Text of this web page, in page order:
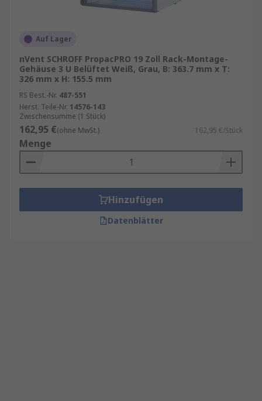
Auf Lager
nVent SCHROFF PropacPRO 19 Zoll Rack-Montage-
Gehäuse 3 U Belüftet Weiß, Grau, B: 363.7 mm x T:
326 mm x H: 155.5 mm
RS Best.-Nr. 487-551
Herst. Teile-Nr. 14576-143
Zwischensumme (1 Stück)
162,95 €(ohne MwSt.) 162,95 €/Stück
Menge
Hinzufügen
Datenblätter